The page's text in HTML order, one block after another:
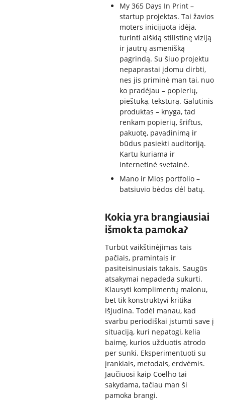
My 365 Days In Print –
startup projektas. Tai žavios
moters inicijuota idėja,
turinti aiškią stilistinę viziją
ir jautrų asmenišką
pagrindą. Su šiuo projektu
nepaprastai įdomu dirbti,
nes jis priminė man tai, nuo
ko pradėjau – popierių,
pieštuką, tekstūrą. Galutinis
produktas – knyga, tad
renkam popierių, šriftus,
pakuotę, pavadinimą ir
būdus pasiekti auditoriją.
Kartu kuriama ir
internetinė svetainė.
Mano ir Mios portfolio –
batsiuvio bėdos dėl batų.
Kokia yra brangiausiai
išmokta pamoka?
Turbūt vaikštinėjimas tais
pačiais, pramintais ir
pasiteisinusiais takais. Saugūs
atsakymai nepadeda sukurti.
Klausyti komplimentų malonu,
bet tik konstruktyvi kritika
išjudina. Todėl manau, kad
svarbu periodiškai įstumti save į
situaciją, kuri nepatogi, kelia
baimę, kurios užduotis atrodo
per sunki. Eksperimentuoti su
įrankiais, metodais, erdvėmis.
Jaučiuosi kaip Coelho tai
sakydama, tačiau man ši
pamoka brangi.